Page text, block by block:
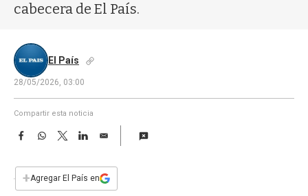
cabecera de El País.
El País
28/05/2026, 03:00
Compartir esta noticia
F
e
b
W
s
T
w
t
L
E
i
l
+Agregar El País en